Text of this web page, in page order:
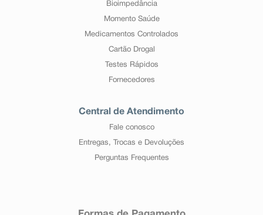
Bioimpedância
Momento Saúde
Medicamentos Controlados
Cartão Drogal
Testes Rápidos
Fornecedores
Central de Atendimento
Fale conosco
Entregas, Trocas e Devoluções
Perguntas Frequentes